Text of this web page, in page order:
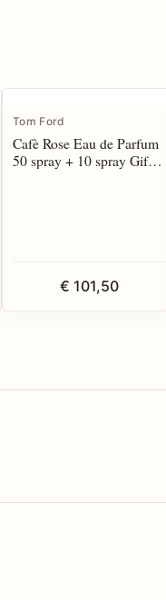
Tom Ford
Cafè Rose Eau de Parfum
50 spray + 10 spray Gift
€ 101,50